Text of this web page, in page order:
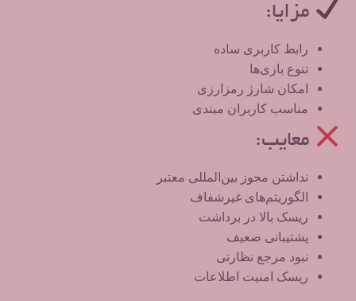
مزایا:
رابط کاربری ساده
تنوع بازی‌ها
امکان شارژ رمزارزی
مناسب کاربران مبتدی
معایب:
نداشتن مجوز بین‌المللی معتبر
الگوریتم‌های غیرشفاف
ریسک بالا در برداشت
پشتیبانی ضعیف
نبود مرجع نظارتی
ریسک امنیت اطلاعات